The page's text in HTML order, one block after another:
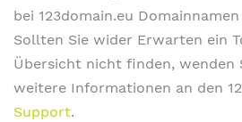
bei 123domain.eu
Sollten Sie wider Erwarten ein
Übersicht nicht finden, wenden
weitere Informationen an den
Support.